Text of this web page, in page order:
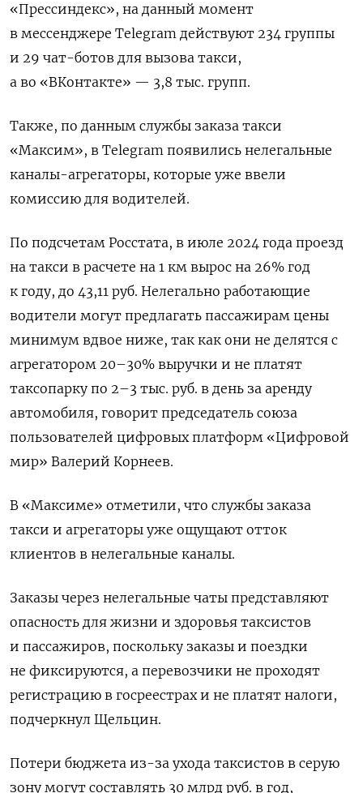
«Прессиндекс», на данный момент
в мессенджере Telegram действуют 234 группы
и 29 чат-ботов для вызова такси,
а во «ВКонтакте» — 3,8 тыс. групп.
Также, по данным службы заказа такси
«Максим», в Telegram появились нелегальные
каналы-агрегаторы, которые уже ввели
комиссию для водителей.
По подсчетам Росстата, в июле 2024 года проезд
на такси в расчете на 1 км вырос на 26% год
к году, до 43,11 руб. Нелегально работающие
водители могут предлагать пассажирам цены
минимум вдвое ниже, так как они не делятся с
агрегатором 20–30% выручки и не платят
таксопарку по 2–3 тыс. руб. в день за аренду
автомобиля, говорит председатель союза
пользователей цифровых платформ «Цифровой
мир» Валерий Корнеев.
В «Максиме» отметили, что службы заказа
такси и агрегаторы уже ощущают отток
клиентов в нелегальные каналы.
Заказы через нелегальные чаты представляют
опасность для жизни и здоровья таксистов
и пассажиров, поскольку заказы и поездки
не фиксируются, а перевозчики не проходят
регистрацию в госреестрах и не платят налоги,
подчеркнул Щельцин.
Потери бюджета из-за ухода таксистов в серую
зону могут составлять 30 млрд руб. в год,